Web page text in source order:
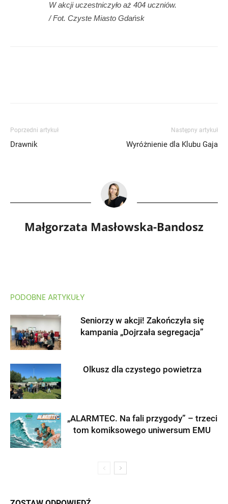
W akcji uczestniczyło aż 404 uczniów.
/ Fot. Czyste Miasto Gdańsk
Poprzedni artykuł
Drawnik
Następny artykuł
Wyróżnienie dla Klubu Gaja
Małgorzata Masłowska-Bandosz
PODOBNE ARTYKUŁY
Seniorzy w akcji! Zakończyła się
kampania „Dojrzała segregacja”
Olkusz dla czystego powietrza
„ALARMTEC. Na fali przygody” – trzeci
tom komiksowego uniwersum EMU